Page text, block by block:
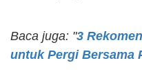
Baca juga: "3
untuk Pergi Bersama